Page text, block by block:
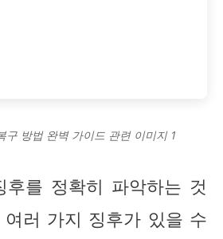
구 방법 완벽 가이드 관련 이미지 1
후를 정확히 파악하는 것
러 가지 징후가 있을 수